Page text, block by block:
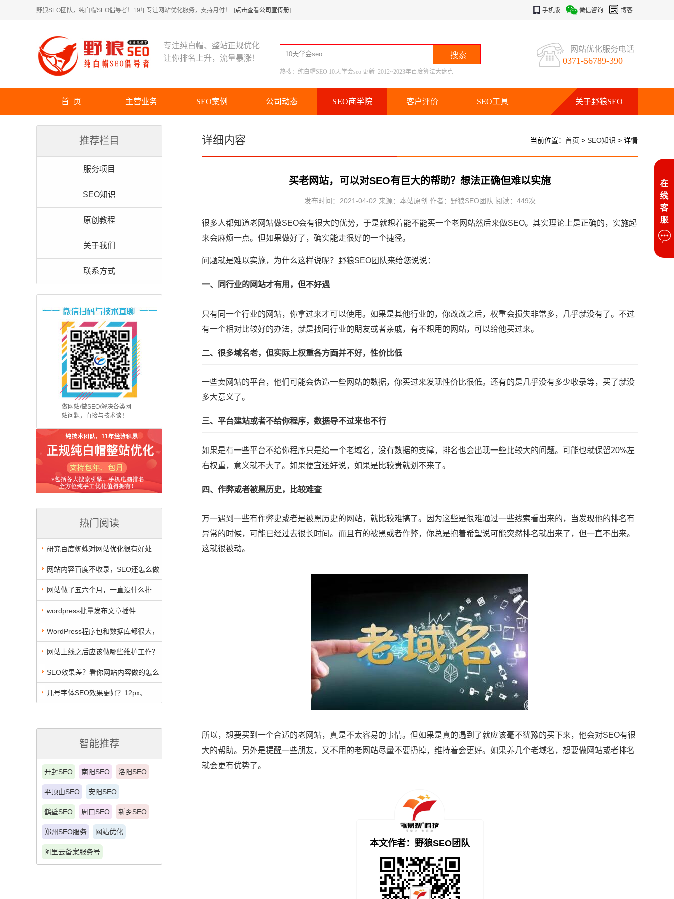
野狼SEO团队，纯白帽SEO倡导者！19年专注网站优化服务，支持月付！ [点击查看公司宣传册] 手机版 微信咨询 博客
专注纯白帽、整站正规优化
让你排名上升，流量暴涨！
热搜： 纯白帽SEO 10天学会seo 更新 2012~2023年百度算法大盘点
网站优化服务电话
0371-56789-390
首 页 主营业务 SEO案例 公司动态 SEO商学院 客户评价 SEO工具 关于野狼SEO
推荐栏目
服务项目
SEO知识
原创教程
关于我们
联系方式
做网站/做SEO/解决各类网
站问题，直接与技术谈！
热门阅读
研究百度蜘蛛对网站优化很有好处
网站内容百度不收录，SEO还怎么做
呢！网站做了五六个月，一直没什么排
名！要注意看看自己的SEO理念是否正
确了
wordpress批量发布文章插件
ZIPPoster汉化修改版发布！解决网上流
传版本报错的问题
WordPress程序包和数据库都很大，
速度慢怎么彻底解决
网站上线之后应该做哪些维护工作？
SEO效果差？看你网站内容做的怎么
样吧！
几号字体SEO效果更好？12px、
智能推荐
开封SEO 南阳SEO 洛阳SEO
平顶山SEO 安阳SEO
鹤壁SEO 周口SEO 新乡SEO
郑州SEO服务 网站优化
阿里云备案服务号
详细内容 当前位置： 首页 > SEO知识 > 详情
买老网站，可以对SEO有巨大的帮助？想法正确但难以实施
发布时间：2021-04-02 来源：本站原创 作者：野狼SEO团队 阅读： 449次
很多人都知道老网站做SEO会有很大的优势，于是就想着能不能买一个老网站然后来做SEO。其实理论上是正确的，实施起
来会麻烦一点。但如果做好了，确实能走很好的一个捷径。
问题就是难以实施，为什么这样说呢？野狼SEO团队来给您说说：
一、同行业的网站才有用，但不好遇
只有同一个行业的网站，你拿过来才可以使用。如果是其他行业的，你改改之后，权重会损失非常多，几乎就没有了。不过
有一个相对比较好的办法，就是找同行业的朋友或者亲戚，有不想用的网站，可以给他买过来。
二、很多域名老，但实际上权重各方面并不好，性价比低
一些卖网站的平台，他们可能会伪造一些网站的数据，你买过来发现性价比很低。还有的是几乎没有多少收录等，买了就没
多大意义了。
三、平台建站或者不给你程序，数据导不过来也不行
如果是有一些平台不给你程序只是给一个老域名，没有数据的支撑，排名也会出现一些比较大的问题。可能也就保留20%左
右权重，意义就不大了。如果便宜还好说，如果是比较贵就划不来了。
四、作弊或者被黑历史，比较难查
万一遇到一些有作弊史或者是被黑历史的网站，就比较难搞了。因为这些是很难通过一些线索看出来的，当发现他的排名有
异常的时候，可能已经过去很长时间。而且有的被黑或者作弊，你总是抱着希望说可能突然排名就出来了，但一直不出来。
这就很被动。
所以，想要买到一个合适的老网站，真是不太容易的事情。但如果是真的遇到了就应该毫不犹豫的买下来，他会对SEO有很
大的帮助。另外是提醒一些朋友，又不用的老网站尽量不要扔掉，维持着会更好。如果养几个老域名，想要做网站或者排名
就会更有优势了。
本文作者：野狼SEO团队